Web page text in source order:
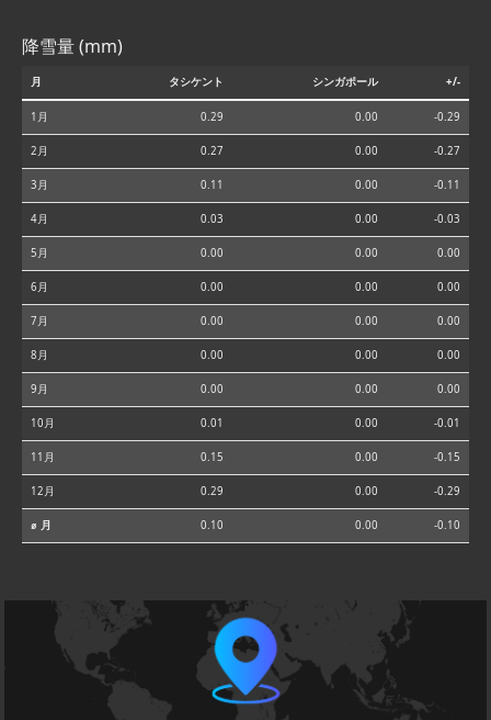
降雪量 (mm)
月 タシケント シンガポール +/-
1月 0.29 0.00 -0.29
2月 0.27 0.00 -0.27
3月 0.11 0.00 -0.11
4月 0.03 0.00 -0.03
5月 0.00 0.00 0.00
6月 0.00 0.00 0.00
7月 0.00 0.00 0.00
8月 0.00 0.00 0.00
9月 0.00 0.00 0.00
10月 0.01 0.00 -0.01
11月 0.15 0.00 -0.15
12月 0.29 0.00 -0.29
⌀ 月 0.10 0.00 -0.10